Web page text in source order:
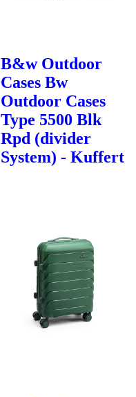
B&w Outdoor
Cases Bw
Outdoor Cases
Type 5500 Blk
Rpd (divider
System) - Kuffert